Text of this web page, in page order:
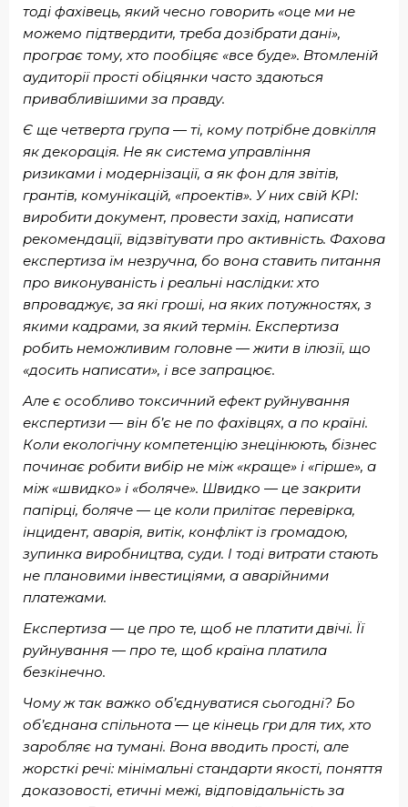
тоді фахівець, який чесно говорить «оце ми не
можемо підтвердити, треба дозібрати дані»,
програє тому, хто пообіцяє «все буде». Втомленій
аудиторії прості обіцянки часто здаються
привабливішими за правду.
Є ще четверта група — ті, кому потрібне довкілля
як декорація. Не як система управління
ризиками і модернізації, а як фон для звітів,
грантів, комунікацій, «проектів». У них свій KPI:
виробити документ, провести захід, написати
рекомендації, відзвітувати про активність. Фахова
експертиза їм незручна, бо вона ставить питання
про виконуваність і реальні наслідки: хто
впроваджує, за які гроші, на яких потужностях, з
якими кадрами, за який термін. Експертиза
робить неможливим головне — жити в ілюзії, що
«досить написати», і все запрацює.
Але є особливо токсичний ефект руйнування
експертизи — він б’є не по фахівцях, а по країні.
Коли екологічну компетенцію знецінюють, бізнес
починає робити вибір не між «краще» і «гірше», а
між «швидко» і «боляче». Швидко — це закрити
папірці, боляче — це коли прилітає перевірка,
інцидент, аварія, витік, конфлікт із громадою,
зупинка виробництва, суди. І тоді витрати стають
не плановими інвестиціями, а аварійними
платежами.
Експертиза — це про те, щоб не платити двічі. Її
руйнування — про те, щоб країна платила
безкінечно.
Чому ж так важко об’єднуватися сьогодні? Бо
об’єднана спільнота — це кінець гри для тих, хто
заробляє на тумані. Вона вводить прості, але
жорсткі речі: мінімальні стандарти якості, поняття
доказовості, етичні межі, відповідальність за